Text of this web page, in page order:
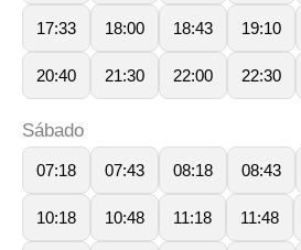
17:33 18:00 18:43 19:10
20:40 21:30 22:00 22:30
Sábado
07:18 07:43 08:18 08:43
10:18 10:48 11:18 11:48